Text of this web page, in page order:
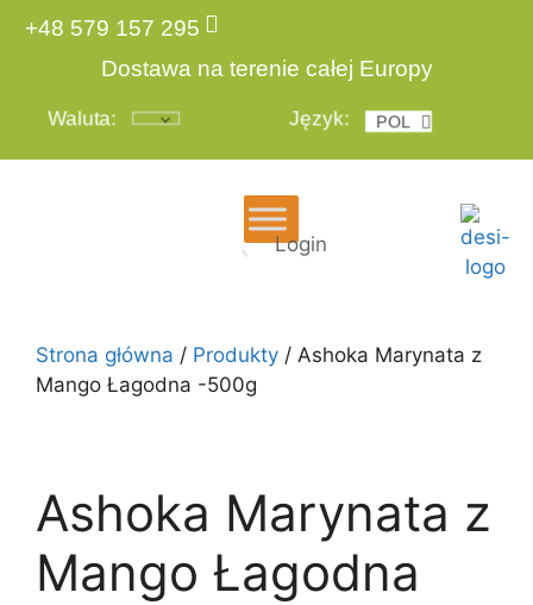
+48 579 157 295
Dostawa na terenie całej Europy
Waluta: Język: POL
ENG
Login
Strona główna / Produkty / Ashoka Marynata z
Mango Łagodna -500g
Ashoka Marynata z
Mango Łagodna